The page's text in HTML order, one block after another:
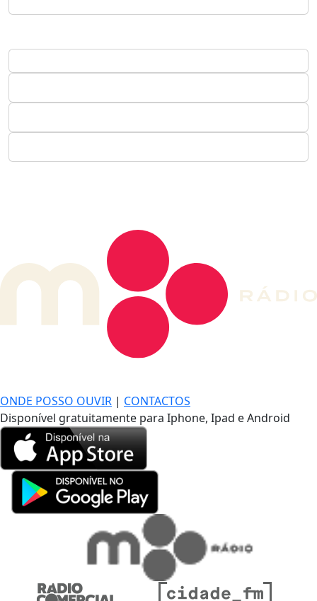
ONDE POSSO OUVIR | CONTACTOS
Disponível gratuitamente para Iphone, Ipad e Android